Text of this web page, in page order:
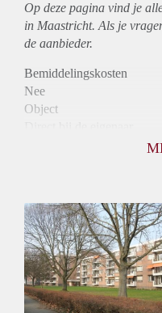
Op deze pagina vind je
in Maastricht. Als je
de aanbieder.
Bemiddelingskosten
Nee
Object
Huurtoeslag
Mogelijk
Inkomen eis
N.V.T.
Huurtermijn
Onbepaalde termijn